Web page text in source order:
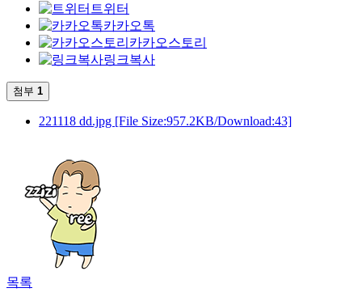
트위터
카카오톡
카카오스토리
링크복사
첨부 1
221118 dd.jpg [File Size:957.2KB/Download:43]
목록